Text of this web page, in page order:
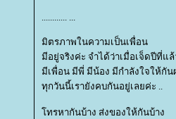
............ ...
มิตรภาพในความเป็นเพื่อน
มีอยู่จริงค่ะ จำได้ว่าเมื่อเจ็ดปีที่แ
มีเพื่อน มีพี่ มีน้อง มีกำลังใจให้กั
ทุกวันนี้เรายังคบกันอยู่เลยค่ะ ..
ทรหากันบ้าง ส่งของให้กันบ้าง